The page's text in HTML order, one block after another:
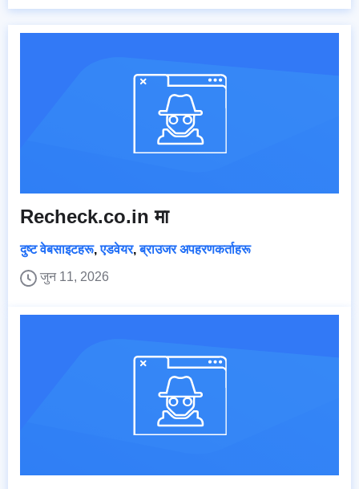
Recheck.co.in मा
दुष्ट वेबसाइटहरू,एडवेयर,ब्राउजर अपहरणकर्ताहरू
जुन 11, 2026